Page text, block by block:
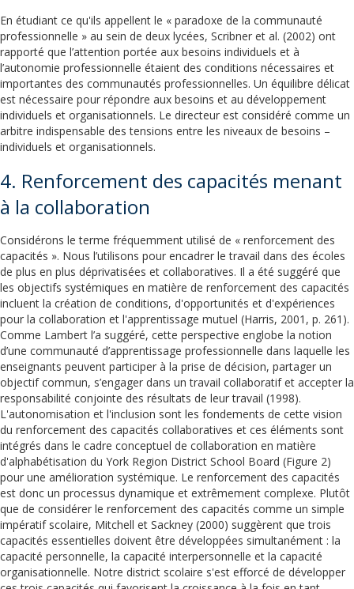
En étudiant ce qu'ils appellent le « paradoxe de la communauté
professionnelle » au sein de deux lycées, Scribner et al. (2002) ont
rapporté que l’attention portée aux besoins individuels et à
l’autonomie professionnelle étaient des conditions nécessaires et
importantes des communautés professionnelles. Un équilibre délicat
est nécessaire pour répondre aux besoins et au développement
individuels et organisationnels. Le directeur est considéré comme un
arbitre indispensable des tensions entre les niveaux de besoins –
individuels et organisationnels.
4. Renforcement des capacités menant
à la collaboration
Considérons le terme fréquemment utilisé de « renforcement des
capacités ». Nous l’utilisons pour encadrer le travail dans des écoles
de plus en plus déprivatisées et collaboratives. Il a été suggéré que
les objectifs systémiques en matière de renforcement des capacités
incluent la création de conditions, d'opportunités et d'expériences
pour la collaboration et l'apprentissage mutuel (Harris, 2001, p. 261).
Comme Lambert l’a suggéré, cette perspective englobe la notion
d’une communauté d’apprentissage professionnelle dans laquelle les
enseignants peuvent participer à la prise de décision, partager un
objectif commun, s’engager dans un travail collaboratif et accepter la
responsabilité conjointe des résultats de leur travail (1998).
L'autonomisation et l'inclusion sont les fondements de cette vision
du renforcement des capacités collaboratives et ces éléments sont
intégrés dans le cadre conceptuel de collaboration en matière
d'alphabétisation du York Region District School Board (Figure 2)
pour une amélioration systémique. Le renforcement des capacités
est donc un processus dynamique et extrêmement complexe. Plutôt
que de considérer le renforcement des capacités comme un simple
impératif scolaire, Mitchell et Sackney (2000) suggèrent que trois
capacités essentielles doivent être développées simultanément : la
capacité personnelle, la capacité interpersonnelle et la capacité
organisationnelle. Notre district scolaire s'est efforcé de développer